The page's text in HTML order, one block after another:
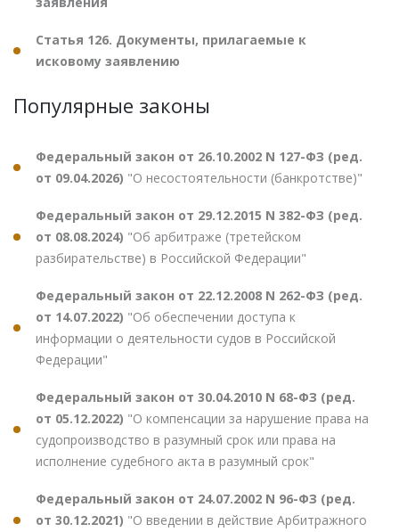
Статья 126. Документы, прилагаемые к
исковому заявлению
Популярные законы
Федеральный закон от 26.10.2002 N 127-ФЗ (ред.
от 09.04.2026) "О несостоятельности (банкротстве)"
Федеральный закон от 29.12.2015 N 382-ФЗ (ред.
от 08.08.2024) "Об арбитраже (третейском
разбирательстве) в Российской Федерации"
Федеральный закон от 22.12.2008 N 262-ФЗ (ред.
от 14.07.2022) "Об обеспечении доступа к
информации о деятельности судов в Российской
Федерации"
Федеральный закон от 30.04.2010 N 68-ФЗ (ред.
от 05.12.2022) "О компенсации за нарушение права на
судопроизводство в разумный срок или права на
исполнение судебного акта в разумный срок"
Федеральный закон от 24.07.2002 N 96-ФЗ (ред.
от 30.12.2021) "О введении в действие Арбитражного